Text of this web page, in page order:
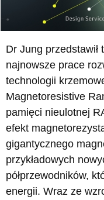
Dr Jung
najnowsze prace
technologii
Magnetoresistive
pamięci nieulotnej
efekt
gigantycznego
przykładowych
półprzewodników,
energii. Wraz ze